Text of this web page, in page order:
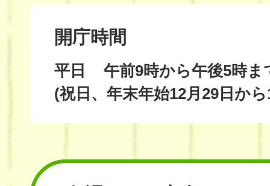
開庁時間
平日
午前9時から午後5時ま
(祝日、年末年始12月29日か